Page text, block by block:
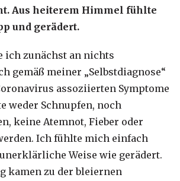
Aus heiterem Himmel fühlte
und gerädert.
ich zunächst an nichts
gemäß meiner „Selbstdiagnose“
assoziierten Symptome
weder Schnupfen, noch
keine Atemnot, Fieber oder
Ich fühlte mich einfach
Weise wie gerädert.
kamen zu der bleiernen